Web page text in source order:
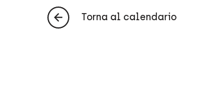
Torna al calendario